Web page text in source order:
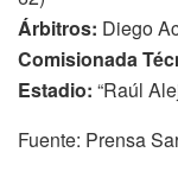
Árbitros: Diego
Comisionada
Estadio: “Raúl
Fuente: Prensa